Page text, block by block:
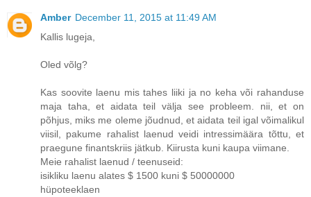
Amber December 11, 2015 at 11:49 AM
Kallis lugeja,
Oled võlg?
Kas soovite laenu mis tahes liiki ja no keha või rahanduse
maja taha, et aidata teil välja see probleem. nii, et on
põhjus, miks me oleme jõudnud, et aidata teil igal võimalikul
viisil, pakume rahalist laenud veidi intressimäära tõttu, et
praegune finantskriis jätkub. Kiirusta kuni kaupa viimane.
Meie rahalist laenud / teenuseid:
isikliku laenu alates $ 1500 kuni $ 50000000
hüpoteeklaen